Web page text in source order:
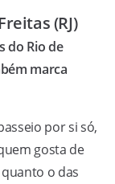
(RJ)
do Rio de
marca
por si só,
gosta de
o das